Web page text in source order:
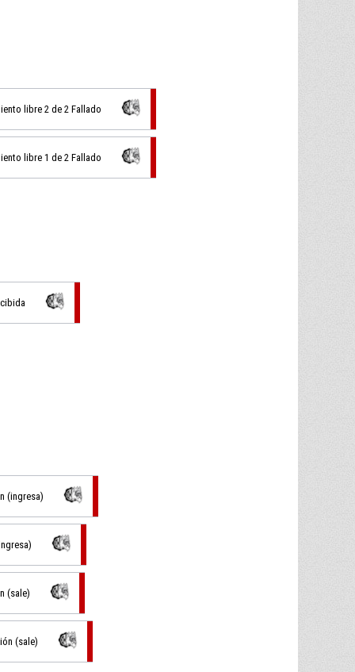
libre 2 de 2 Fallado
libre 1 de 2 Fallado
(ingresa)
(sale)
(sale)